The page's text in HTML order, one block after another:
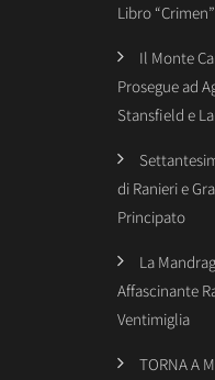
Libro “Crimen”
Il Monte
Prosegue ad
Stansfield e
di Ranieri e
Principato
La
Affascinante
Ventimiglia
TORNA A